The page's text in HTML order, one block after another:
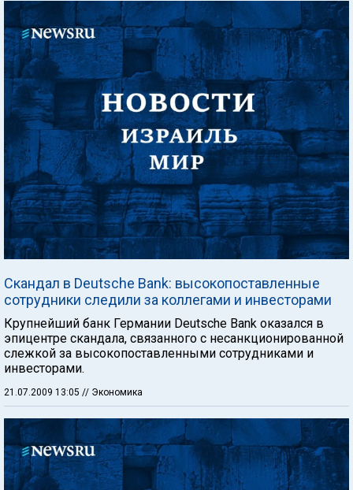
Скандал в Deutsche Bank: высокопоставленные
сотрудники следили за коллегами и инвесторами
Крупнейший банк Германии Deutsche Bank оказался в
эпицентре скандала, связанного с несанкционированной
слежкой за высокопоставленными сотрудниками и
инвесторами.
21.07.2009 13:05 // Экономика